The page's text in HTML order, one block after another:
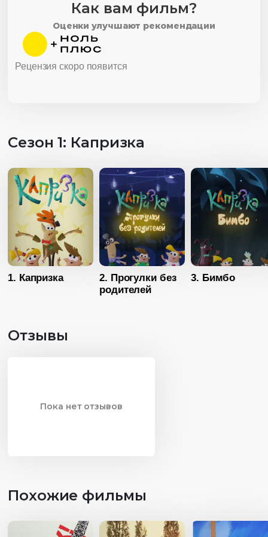
Как вам фильм?
Оценки улучшают рекомендации
Рецензия скоро появится
Сезон 1: Капризка
1. Капризка
2. Прогулки без
родителей
3. Бимбо
Отзывы
Пока нет отзывов
Похожие фильмы